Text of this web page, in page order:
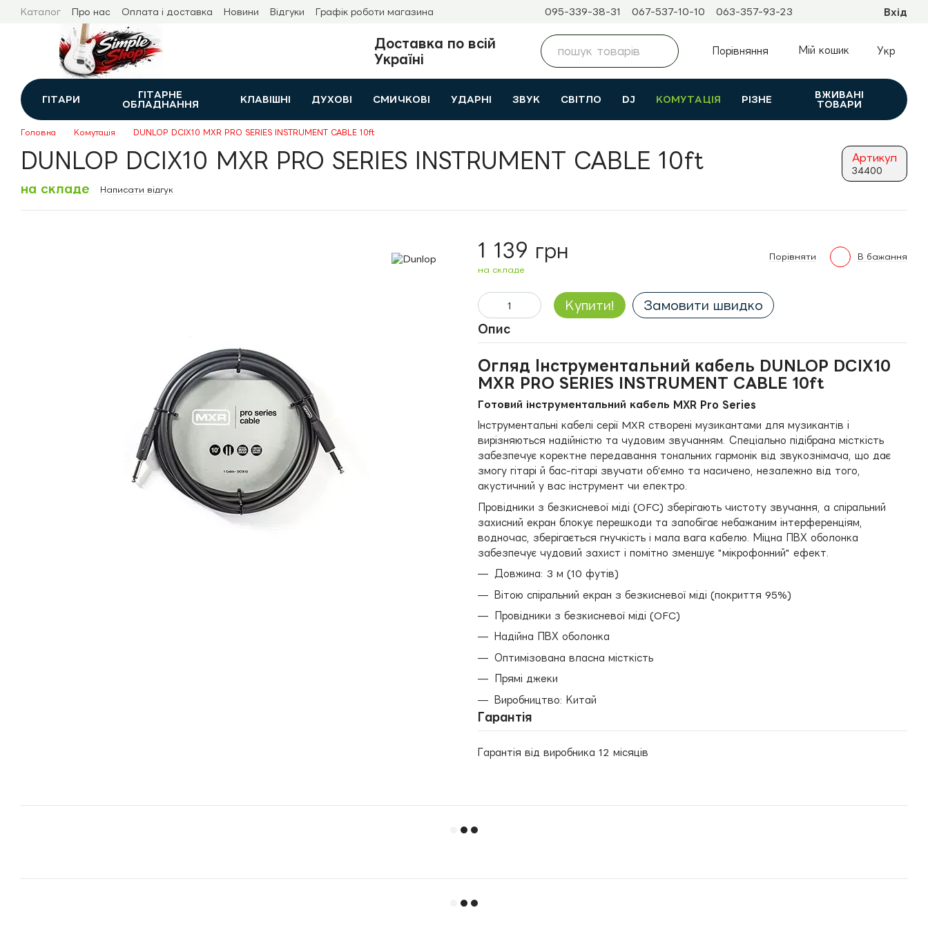
Перейти до основного контенту
Каталог Про нас Оплата і доставка Новини Відгуки Графік роботи магазина 095-339-38-31 067-537-10-10 063-357-93-23 Вхід
Доставка по всій
Україні
Порівняння Мій кошик Укр
ГІТАРИ
ГІТАРНЕ
ОБЛАДНАННЯ
КЛАВІШНІ ДУХОВІ СМИЧКОВІ УДАРНІ ЗВУК СВІТЛО DJ КОМУТАЦІЯ РІЗНЕ
ВЖИВАНI
ТОВАРИ
Головна Комутація DUNLOP DCIX10 MXR PRO SERIES INSTRUMENT CABLE 10ft
DUNLOP DCIX10 MXR PRO SERIES INSTRUMENT CABLE 10ft Артикул
34400
на складе Написати відгук
1 139 грн
на складе
Порівняти В бажання
Купити! Замовити швидко
Опис
Огляд Інструментальний кабель DUNLOP DCIX10
MXR PRO SERIES INSTRUMENT CABLE 10ft
Готовий інструментальний кабель MXR Pro Series
Інструментальні кабелі серії MXR створені музикантами для музикантів і
вирізняються надійністю та чудовим звучанням. Спеціально підібрана місткість
забезпечує коректне передавання тональних гармонік від звукознімача, що дає
змогу гітарі й бас-гітарі звучати об'ємно та насичено, незалежно від того,
акустичний у вас інструмент чи електро.
Провідники з безкисневої міді (OFC) зберігають чистоту звучання, а спіральний
захисний екран блокує перешкоди та запобігає небажаним інтерференціям,
водночас, зберігається гнучкість і мала вага кабелю. Міцна ПВХ оболонка
забезпечує чудовий захист і помітно зменшує "мікрофонний" ефект.
Довжина: 3 м (10 футів)
Вітою спіральний екран з безкисневої міді (покриття 95%)
Провідники з безкисневої міді (OFC)
Надійна ПВХ оболонка
Оптимізована власна місткість
Прямі джеки
Виробництво: Китай
Гарантія
Гарантія від виробника 12 місяців